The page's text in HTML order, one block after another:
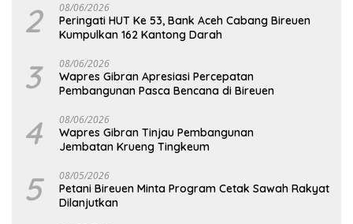
2 08/06/2026
Peringati HUT Ke 53, Bank Aceh Cabang Bireuen
Kumpulkan 162 Kantong Darah
3 08/06/2026
Wapres Gibran Apresiasi Percepatan
Pembangunan Pasca Bencana di Bireuen
4 08/06/2026
Wapres Gibran Tinjau Pembangunan
Jembatan Krueng Tingkeum
5 08/05/2026
Petani Bireuen Minta Program Cetak Sawah Rakyat
Dilanjutkan